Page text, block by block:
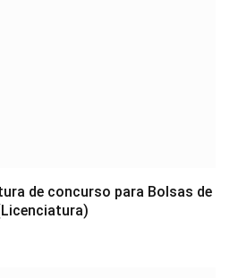
de concurso para Bolsas de